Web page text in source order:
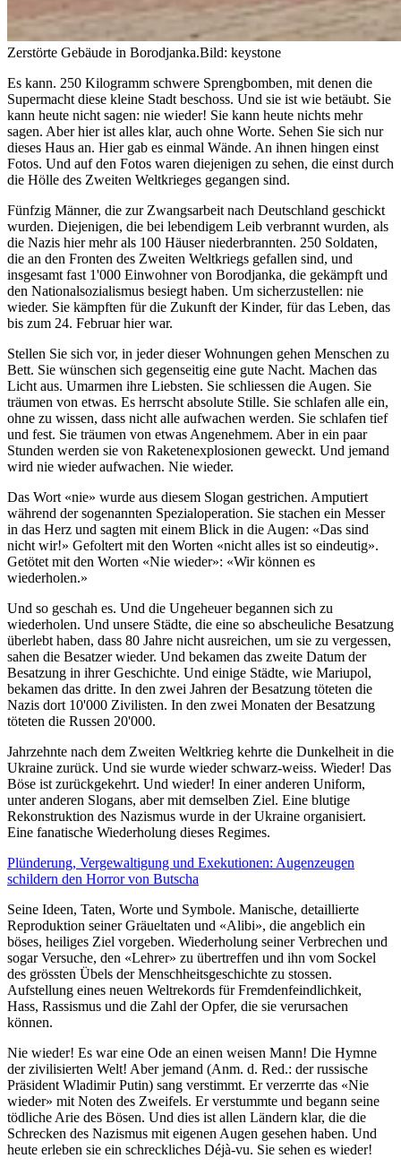
Zerstörte Gebäude in Borodjanka.Bild: keystone
Es kann. 250 Kilogramm schwere Sprengbomben, mit denen die
Supermacht diese kleine Stadt beschoss. Und sie ist wie betäubt. Sie
kann heute nicht sagen: nie wieder! Sie kann heute nichts mehr
sagen. Aber hier ist alles klar, auch ohne Worte. Sehen Sie sich nur
dieses Haus an. Hier gab es einmal Wände. An ihnen hingen einst
Fotos. Und auf den Fotos waren diejenigen zu sehen, die einst durch
die Hölle des Zweiten Weltkrieges gegangen sind.
Fünfzig Männer, die zur Zwangsarbeit nach Deutschland geschickt
wurden. Diejenigen, die bei lebendigem Leib verbrannt wurden, als
die Nazis hier mehr als 100 Häuser niederbrannten. 250 Soldaten,
die an den Fronten des Zweiten Weltkriegs gefallen sind, und
insgesamt fast 1'000 Einwohner von Borodjanka, die gekämpft und
den Nationalsozialismus besiegt haben. Um sicherzustellen: nie
wieder. Sie kämpften für die Zukunft der Kinder, für das Leben, das
bis zum 24. Februar hier war.
Stellen Sie sich vor, in jeder dieser Wohnungen gehen Menschen zu
Bett. Sie wünschen sich gegenseitig eine gute Nacht. Machen das
Licht aus. Umarmen ihre Liebsten. Sie schliessen die Augen. Sie
träumen von etwas. Es herrscht absolute Stille. Sie schlafen alle ein,
ohne zu wissen, dass nicht alle aufwachen werden. Sie schlafen tief
und fest. Sie träumen von etwas Angenehmem. Aber in ein paar
Stunden werden sie von Raketenexplosionen geweckt. Und jemand
wird nie wieder aufwachen. Nie wieder.
Das Wort «nie» wurde aus diesem Slogan gestrichen. Amputiert
während der sogenannten Spezialoperation. Sie stachen ein Messer
in das Herz und sagten mit einem Blick in die Augen: «Das sind
nicht wir!» Gefoltert mit den Worten «nicht alles ist so eindeutig».
Getötet mit den Worten «Nie wieder»: «Wir können es
wiederholen.»
Und so geschah es. Und die Ungeheuer begannen sich zu
wiederholen. Und unsere Städte, die eine so abscheuliche Besatzung
überlebt haben, dass 80 Jahre nicht ausreichen, um sie zu vergessen,
sahen die Besatzer wieder. Und bekamen das zweite Datum der
Besatzung in ihrer Geschichte. Und einige Städte, wie Mariupol,
bekamen das dritte. In den zwei Jahren der Besatzung töteten die
Nazis dort 10'000 Zivilisten. In den zwei Monaten der Besatzung
töteten die Russen 20'000.
Jahrzehnte nach dem Zweiten Weltkrieg kehrte die Dunkelheit in die
Ukraine zurück. Und sie wurde wieder schwarz-weiss. Wieder! Das
Böse ist zurückgekehrt. Und wieder! In einer anderen Uniform,
unter anderen Slogans, aber mit demselben Ziel. Eine blutige
Rekonstruktion des Nazismus wurde in der Ukraine organisiert.
Eine fanatische Wiederholung dieses Regimes.
Plünderung, Vergewaltigung und Exekutionen: Augenzeugen
schildern den Horror von Butscha
Seine Ideen, Taten, Worte und Symbole. Manische, detaillierte
Reproduktion seiner Gräueltaten und «Alibi», die angeblich ein
böses, heiliges Ziel vorgeben. Wiederholung seiner Verbrechen und
sogar Versuche, den «Lehrer» zu übertreffen und ihn vom Sockel
des grössten Übels der Menschheitsgeschichte zu stossen.
Aufstellung eines neuen Weltrekords für Fremdenfeindlichkeit,
Hass, Rassismus und die Zahl der Opfer, die sie verursachen
können.
Nie wieder! Es war eine Ode an einen weisen Mann! Die Hymne
der zivilisierten Welt! Aber jemand (Anm. d. Red.: der russische
Präsident Wladimir Putin) sang verstimmt. Er verzerrte das «Nie
wieder» mit Noten des Zweifels. Er verstummte und begann seine
tödliche Arie des Bösen. Und dies ist allen Ländern klar, die die
Schrecken des Nazismus mit eigenen Augen gesehen haben. Und
heute erleben sie ein schreckliches Déjà-vu. Sie sehen es wieder!